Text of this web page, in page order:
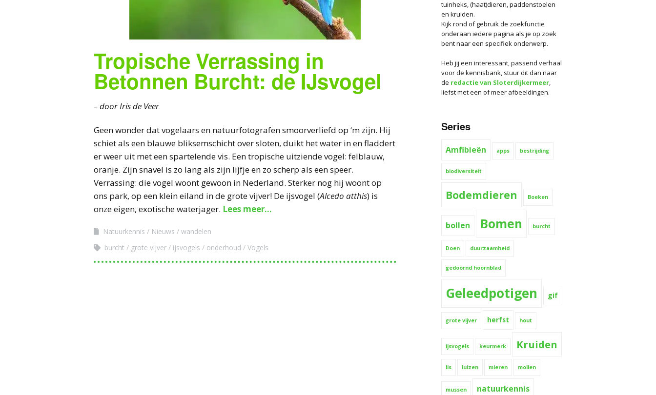
Schildpaddenleed
Tips en Tricks van de
De wilg: muzikant met
depressieve kant
Verdrinken en stikken:
het leven en lijden van
Invasieleger gestopt
met guerrilla uit
De stadsreus
Een slijmerige, slome
een ode aan de
pissebed (Isopoda)
Sperwer: grijze schicht
Schuwe rommeldoes
blaast de trombone.
Spreeuwenmannen
zeggen het met
recept voor een goed
Otters in het
Westerpark?
Vruchtbare indringer
Vleermuizen en
ijsvogels, op stap met
de stadsecoloog
Tropische Verrassing in
Betonnen Burcht: de IJsvogel
– door Iris de Veer
Geen wonder dat vogelaars en natuurfotografen smoorverliefd op ‘m zijn. Hij
schiet als een blauwe bliksemschicht over sloten, duikt het water in en fladdert
er weer uit met een spartelende vis. Een tropische uitziende vogel: felblauw,
oranje. Zijn snavel is zo lang als zijn lijfje en zo scherp als een speer.
Verrassing: die vogel woont gewoon in Nederland. Sterker nog hij woont op
ons park, op een klein eiland in de grote vijver! De ijsvogel (Alcedo atthis) is
onze eigen, exotische waterjager. Lees meer…
Natuurkennis Nieuws
wandelen
burcht
grote vijver ijsvogels onderhoud Vogels
tuinheks, (haat)dieren, paddenstoelen
en kruiden.
Kijk rond of gebruik de zoekfunctie
onderaan iedere pagina als je op zoek
bent naar een specifiek onderwerp.
Heb jij een interessant, passend verhaal
voor de kennisbank, stuur dit dan naar
de redactie van Sloterdijkermeer,
liefst met een of meer afbeeldingen.
Series
Amfibieën apps bestrijding
biodiversiteit
Bodemdieren Boeken
bollen Bomen burcht
Doen duurzaamheid
gedoornd hoornblad
Geleedpotigen gif
grote vijver herfst hout
ijsvogels keurmerk Kruiden
lis luizen mieren mollen
mussen natuurkennis